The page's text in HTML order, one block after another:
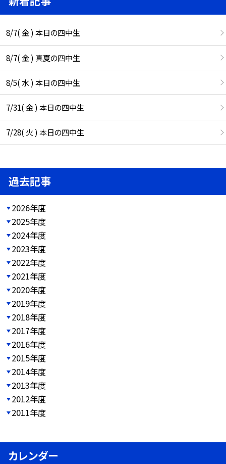
8/7( 金 ) 本日の四中生
8/7( 金 ) 真夏の四中生
8/5( 水 ) 本日の四中生
7/31( 金 ) 本日の四中生
7/28( 火 ) 本日の四中生
過去記事
2026年度
2025年度
2024年度
2023年度
2022年度
2021年度
2020年度
2019年度
2018年度
2017年度
2016年度
2015年度
2014年度
2013年度
2012年度
2011年度
カレンダー